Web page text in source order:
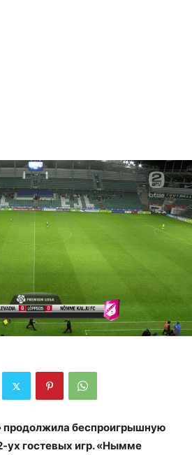
продолжила беспроигрышную
ух гостевых игр. «Нымме